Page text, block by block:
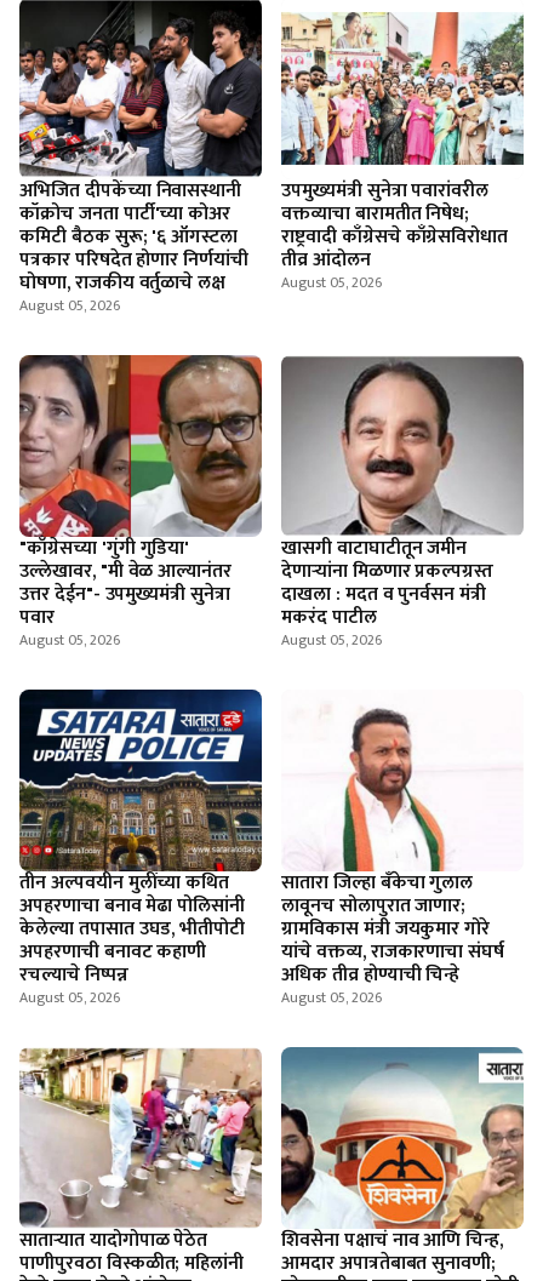
अभिजित दीपकेंच्या निवासस्थानी
कॉक्रोच जनता पार्टी'च्या कोअर
कमिटी बैठक सुरू; '६ ऑगस्टला
पत्रकार परिषदेत होणार निर्णयांची
घोषणा, राजकीय वर्तुळाचे लक्ष
August 05, 2026
उपमुख्यमंत्री सुनेत्रा पवारांवरील
वक्तव्याचा बारामतीत निषेध;
राष्ट्रवादी काँग्रेसचे काँग्रेसविरोधात
तीव्र आंदोलन
August 05, 2026
"काँग्रेसच्या 'गुंगी गुडिया'
उल्लेखावर, "मी वेळ आल्यानंतर
उत्तर देईन"- उपमुख्यमंत्री सुनेत्रा
पवार
August 05, 2026
खासगी वाटाघाटीतून जमीन
देणाऱ्यांना मिळणार प्रकल्पग्रस्त
दाखला : मदत व पुनर्वसन मंत्री
मकरंद पाटील
August 05, 2026
तीन अल्पवयीन मुलींच्या कथित
अपहरणाचा बनाव मेढा पोलिसांनी
केलेल्या तपासात उघड, भीतीपोटी
अपहरणाची बनावट कहाणी
रचल्याचे निष्पन्न
August 05, 2026
सातारा जिल्हा बँकेचा गुलाल
लावूनच सोलापुरात जाणार;
ग्रामविकास मंत्री जयकुमार गोरे
यांचे वक्तव्य, राजकारणाचा संघर्ष
अधिक तीव्र होण्याची चिन्हे
August 05, 2026
सातार्‍यात यादोगोपाळ पेठेत
पाणीपुरवठा विस्कळीत; महिलांनी
शिवसेना पक्षाचं नाव आणि चिन्ह,
आमदार अपात्रतेबाबत सुनावणी;